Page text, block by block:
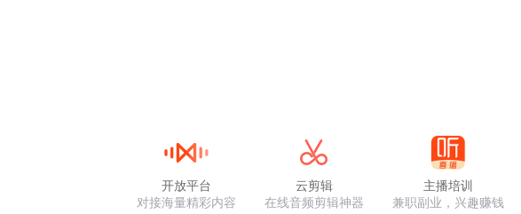
开放平台
对接海量精彩内容
云剪辑
在线音频剪辑神器
主播培训
兼职副业，兴趣赚钱